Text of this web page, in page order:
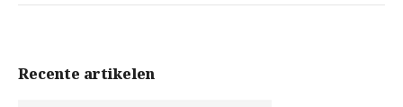
Recente artikelen